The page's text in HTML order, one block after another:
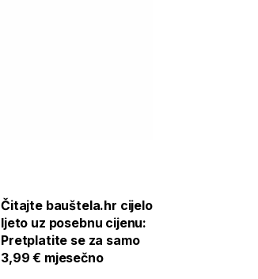
Čitajte bauštela.hr cijelo
ljeto uz posebnu cijenu:
Pretplatite se za samo
3,99 € mjesečno